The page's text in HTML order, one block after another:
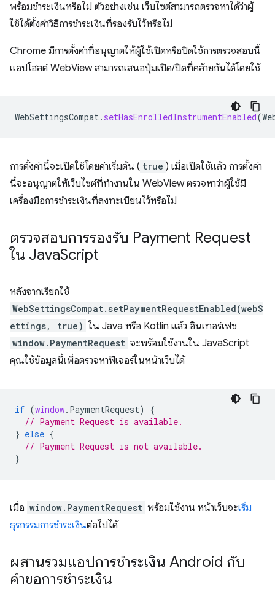
พร้อมชำระเงินหรือไม่ ตัวอย่างเช่น เว็บไซต์สามารถตรวจหาได้ว่าผู้
ใช้ได้ตั้งค่าวิธีการชำระเงินที่รองรับไว้หรือไม่
Chrome มีการตั้งค่าที่อนุญาตให้ผู้ใช้เปิดหรือปิดใช้การตรวจสอบนี้
แอปโฮสต์ WebView สามารถเสนอปุ่มเปิด/ปิดที่คล้ายกันได้โดยใช้
WebSettingsCompat. setHasEnrolledInstrumentEnabled(
การตั้งค่านี้จะเปิดใช้โดยค่าเริ่มต้น ( true ) เมื่อเปิดใช้แล้ว การตั้งค่า
นี้จะอนุญาตให้เว็บไซต์ที่ทำงานใน WebView ตรวจหาว่าผู้ใช้มี
เครื่องมือการชำระเงินที่ลงทะเบียนไว้หรือไม่
ตรวจสอบการรองรับ Payment Request
ใน JavaScript
หลังจากเรียกใช้
WebSettingsCompat.setPaymentRequestEnabled(webS
ettings, true) ใน Java หรือ Kotlin แล้ว อินเทอร์เฟซ
window.PaymentRequest จะพร้อมใช้งานใน JavaScript
คุณใช้ข้อมูลนี้เพื่อตรวจหาฟีเจอร์ในหน้าเว็บได้
if (window. PaymentRequest)
{
// Payment Request is available.
} else {
// Payment Request is not available.
}
เมื่อ window.PaymentRequest พร้อมใช้งาน หน้าเว็บจะเริ่ม
ธุรกรรมการชำระเงินต่อไปได้
ผสานรวมแอปการชำระเงิน Android กับ
คำขอการชำระเงิน